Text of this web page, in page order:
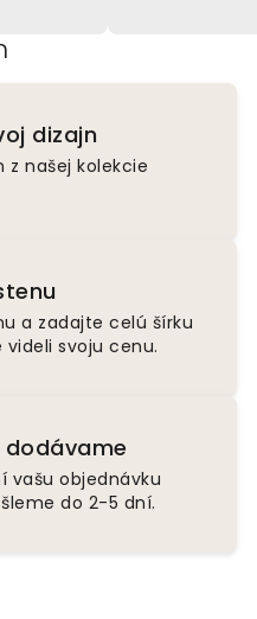
dizajn
z našej kolekcie
a zadajte celú šírku
videli svoju cenu.
vašu objednávku
do 2-5 dní.